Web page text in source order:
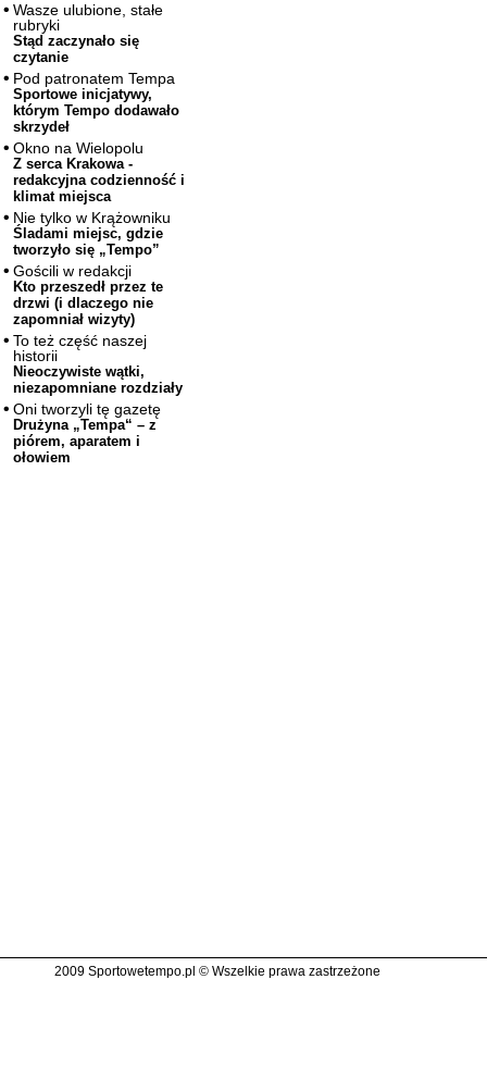
Wasze ulubione, stałe
rubryki
Stąd zaczynało się
czytanie
Pod patronatem Tempa
Sportowe inicjatywy,
którym Tempo dodawało
skrzydeł
Okno na Wielopolu
Z serca Krakowa -
redakcyjna codzienność i
klimat miejsca
Nie tylko w Krążowniku
Śladami miejsc, gdzie
tworzyło się „Tempo”
Gościli w redakcji
Kto przeszedł przez te
drzwi (i dlaczego nie
zapomniał wizyty)
To też część naszej
historii
Nieoczywiste wątki,
niezapomniane rozdziały
Oni tworzyli tę gazetę
Drużyna „Tempa“ – z
piórem, aparatem i
ołowiem
2009 Sportowetempo.pl © Wszelkie prawa zastrzeżone